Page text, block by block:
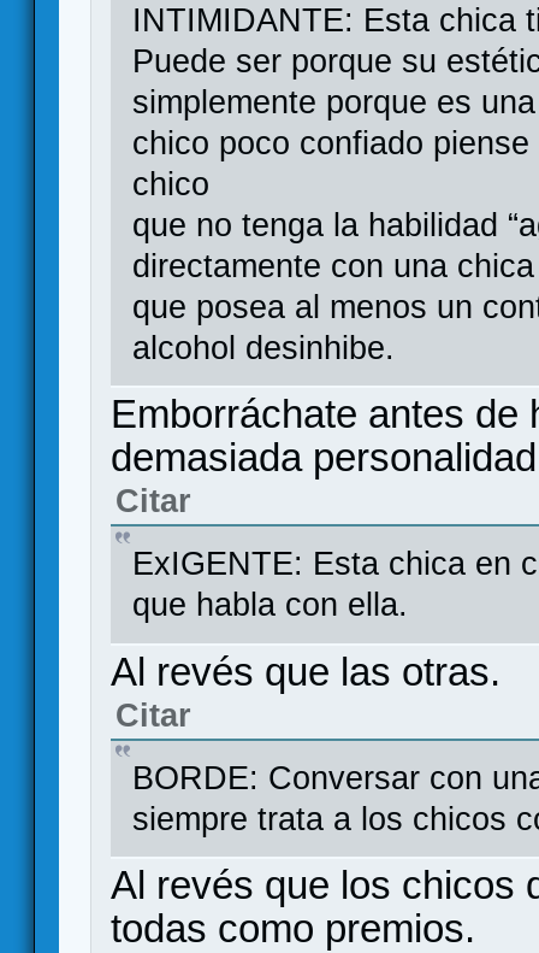
INTIMIDANTE: Esta chica
Puede ser porque su
simplemente porque es
chico poco confiado
chico
que no tenga la habilidad
directamente con una
que posea al menos un
alcohol desinhibe.
Emborráchate antes de
demasiada
Citar
ExIGENTE: Esta chica en
que habla con ella.
Al revés que las otras.
Citar
BORDE: Conversar con
siempre trata a los chicos
Al revés que los chicos
todas como premios.